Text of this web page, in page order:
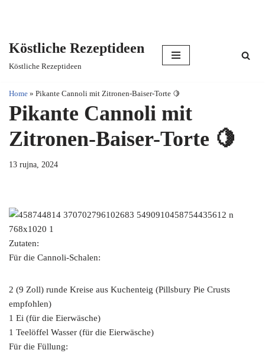
content
Köstliche Rezeptideen
Köstliche Rezeptideen
Home » Pikante Cannoli mit Zitronen-Baiser-Torte 🍋
Pikante Cannoli mit
Zitronen-Baiser-Torte 🍋
13 rujna, 2024
Zutaten:
Für die Cannoli-Schalen:
2 (9 Zoll) runde Kreise aus Kuchenteig (Pillsbury Pie Crusts
empfohlen)
1 Ei (für die Eierwäsche)
1 Teelöffel Wasser (für die Eierwäsche)
Für die Füllung: